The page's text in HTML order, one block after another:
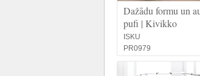
Dažādu formu un
pufi | Kivikko
ISKU
PR0979